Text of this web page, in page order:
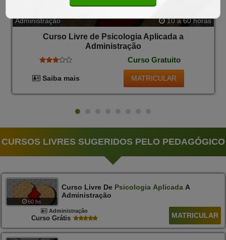
Administração 10 a 60 horas
Curso Livre de Psicologia Aplicada a
Administração
Curso Gratuito
Saiba mais MATRICULAR
CURSOS LIVRES SUGERIDOS PELO PEDAGÓGICO
60 hs
Curso Livre De Psicologia AplicadaA
Administração
Administração
Curso Grátis MATRICULAR